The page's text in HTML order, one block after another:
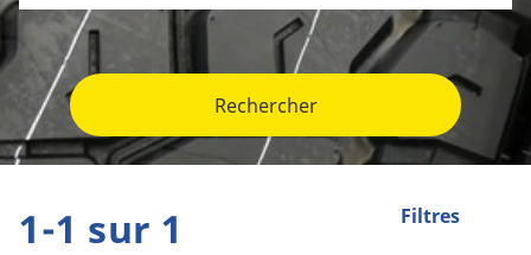
Rechercher
Filtres
1-1 sur 1